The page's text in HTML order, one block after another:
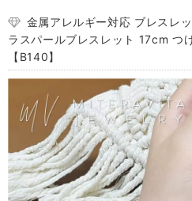
金属アレルギー対応 ブレスレ
ラスパールブレスレット 17cm つ
【B140】